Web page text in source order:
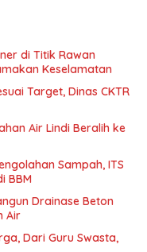
di Titik Rawan
Keselamatan
Target, Dinas CKTR
Air Lindi Beralih ke
Sampah, ITS
BBM
Drainase Beton
Air
Dari Guru Swasta,